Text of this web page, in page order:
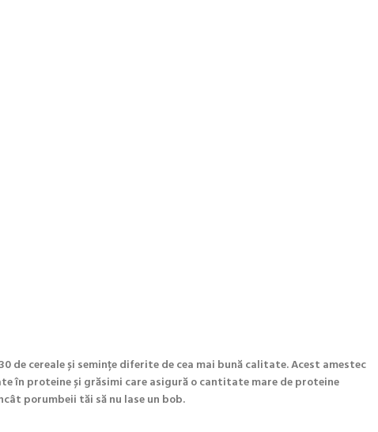
cereale și semințe diferite de cea mai bună calitate. Acest amestec
în proteine ​​și grăsimi care asigură o cantitate mare de proteine
porumbeii tăi să nu lase un bob.